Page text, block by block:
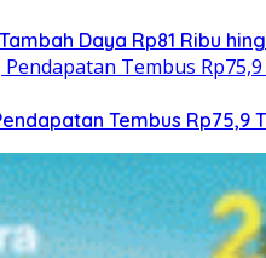
Daya Rp81 Ribu
Tembus Rp75,9